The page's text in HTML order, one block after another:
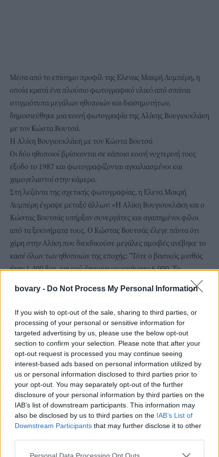
bovary - Do Not Process My Personal Information
If you wish to opt-out of the sale, sharing to third parties, or
processing of your personal or sensitive information for
targeted advertising by us, please use the below opt-out
section to confirm your selection. Please note that after your
opt-out request is processed you may continue seeing
interest-based ads based on personal information utilized by
us or personal information disclosed to third parties prior to
your opt-out. You may separately opt-out of the further
disclosure of your personal information by third parties on the
IAB’s list of downstream participants. This information may
also be disclosed by us to third parties on the IAB’s List of
Downstream Participants that may further disclose it to other
Personal Data Processing Opt Outs
Μέσα από το επίσημο προφίλ της Ελενας Μακρή Λυμπέρη, η
οποία κρατά ένα πλούσιο φωτογραφικό υλικό από σπάνια
στιγμιότυπα μεγάλων ηθοποιών και διασημοτήτων,
δημοσιεύθηκε μια κοινή φωτογραφία της Αλίκης Βουγιουκλάκη
με τον Κώστα Βουτσά.
Η Αλίκη Βουγιουκλάκη με τον Κώστα Βουτσά
Οι δύο ηθοποιοί βρίσκονται σε κάποια κοινή νυχτερινή τους
έξοδο το 1987 και φωτογραφίζονται αγκαλιασμένοι και
χαμογελαστοί στην κάμερα.
Στη λεζάντα της σχετικής φωτογραφίας, η Ελενα Μακρή
Λυμπέρη έγραψε μεταξύ άλλων: «Η Αλίκη Βουγιουκλάκη και ο
Κώστας Βουτσάς υπήρξαν συνεργάτες και αγαπημένοι φίλοι
από τα ξεκινήματα τους. Ο Κώστας Βουτσάς έλεγε πάντα ότι
χάρη στην Αλίκη που διεκδικούσε μεγάλες αμοιβές ανέβηκε το
κασέ όλων των ηθοποιών της εποχής: “Τότε ο βασικός μισθός
ήταν 1.400 δρχ. και εγώ έπαιρνα μεροκάματο 6.000. Το
οφείλουμε στην Αλίκη αυτό. Εκείνη ήταν η αιτία που ανέβηκε ο
μισθός. Τα τρία ''Βήτα'' ήμασταν οι πιο ακριβοπληρωμένοι.
ταινία παίρναμε 350.000 δραχμές και ένα τεσσάρι τότε στην
Πατησίων είχε 300.000''.»